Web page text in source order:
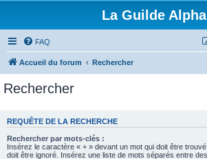
La Guilde Alpha
FAQ
Accueil du forum Rechercher
Rechercher
REQUÊTE DE LA RECHERCHE
Rechercher par mots-clés :
Insérez le caractère « + » devant un mot qui doit être
doit être ignoré. Insérez une liste de mots séparés entre